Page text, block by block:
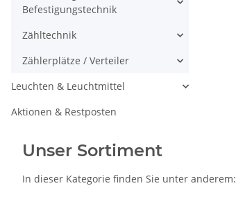
35X15/LL
2M/ST/ZN
7,28 €*
14,55 € pro 2 m
Versand
verzinkt
4,80 € pro 2 m
Versand
Befestigungstechnik
Zähltechnik
Zählerplätze / Verteiler
Leuchten & Leuchtmittel
Aktionen & Restposten
Unser Sortiment
In dieser Kategorie finden Sie unter anderem: